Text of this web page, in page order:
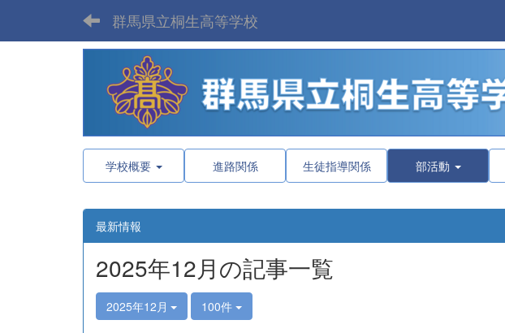
群馬県立桐生高等学校
学校概要 進路関係 生徒指導関係 部活動
最新情報
2025年12月の記事一覧
2025年12月 100件